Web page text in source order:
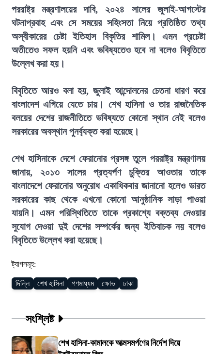
পররাষ্ট্র মন্ত্রণালয়ের দাবি, ২০২৪ সালের জুলাই-আগস্টের
ঘটনাপ্রবাহ এবং সে সময়ের সহিংসতা নিয়ে প্রতিষ্ঠিত তথ্য
অস্বীকারের চেষ্টা ইতিহাস বিকৃতির শামিল। এমন প্রচেষ্টা
অতীতেও সফল হয়নি এবং ভবিষ্যতেও হবে না বলেও বিবৃতিতে
উল্লেখ করা হয়।
বিবৃতিতে আরও বলা হয়, জুলাই আন্দোলনের চেতনা ধারণ করে
বাংলাদেশ এগিয়ে যেতে চায়। শেখ হাসিনা ও তার রাজনৈতিক
বলয়ের দেশের রাজনীতিতে ভবিষ্যতে কোনো স্থান নেই বলেও
সরকারের অবস্থান পুনর্ব্যক্ত করা হয়েছে।
শেখ হাসিনাকে দেশে ফেরানোর প্রসঙ্গ তুলে পররাষ্ট্র মন্ত্রণালয়
জানায়, ২০১৩ সালের প্রত্যর্পণ চুক্তির আওতায় তাকে
বাংলাদেশে ফেরানোর অনুরোধ একাধিকবার জানানো হলেও ভারত
সরকারের কাছ থেকে এখনো কোনো আনুষ্ঠানিক সাড়া পাওয়া
যায়নি। এমন পরিস্থিতিতে তাকে প্রকাশ্যে বক্তব্য দেওয়ার
সুযোগ দেওয়া দুই দেশের সম্পর্কের জন্য ইতিবাচক নয় বলেও
বিবৃতিতে উল্লেখ করা হয়েছে।
ট্যাগসমূহ:
দিল্লি শেখ হাসিনা গণমাধ্যম ক্ষোভ ঢাকা
সংশ্লিষ্ট
শেখ হাসিনা-কামালকে আত্মসমর্পণের নির্দেশ দিয়ে